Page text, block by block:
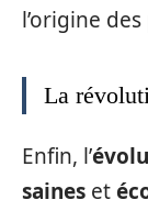
l’origine des
La
Enfin, l’
saines et